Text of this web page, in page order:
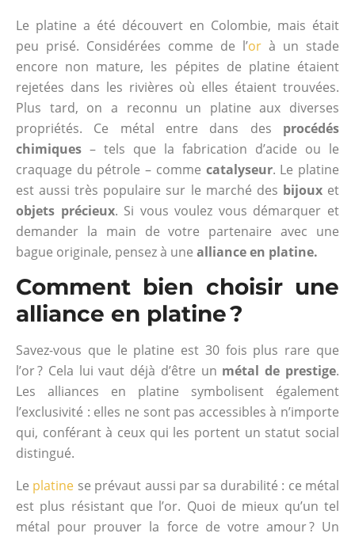
Le platine a été découvert en Colombie, mais était
peu prisé. Considérées comme de l’or à un stade
encore non mature, les pépites de platine étaient
rejetées dans les rivières où elles étaient trouvées.
Plus tard, on a reconnu un platine aux diverses
propriétés. Ce métal entre dans des procédés
chimiques – tels que la fabrication d’acide ou le
craquage du pétrole – comme catalyseur. Le platine
est aussi très populaire sur le marché des bijouxet
objets précieux. Si vous voulez vous démarquer et
demander la main de votre partenaire avec une
bague originale, pensez à une alliance en platine.
Comment bien choisir une
alliance en platine ?
Savez-vous que le platine est 30 fois plus rare que
l’or ? Cela lui vaut déjà d’être un métal de prestige.
Les alliances en platine symbolisent également
l’exclusivité : elles ne sont pas accessibles à n’importe
qui, conférant à ceux qui les portent un statut social
distingué.
Le platine se prévaut aussi par sa durabilité : ce métal
est plus résistant que l’or. Quoi de mieux qu’un tel
métal pour prouver la force de votre amour ? Un